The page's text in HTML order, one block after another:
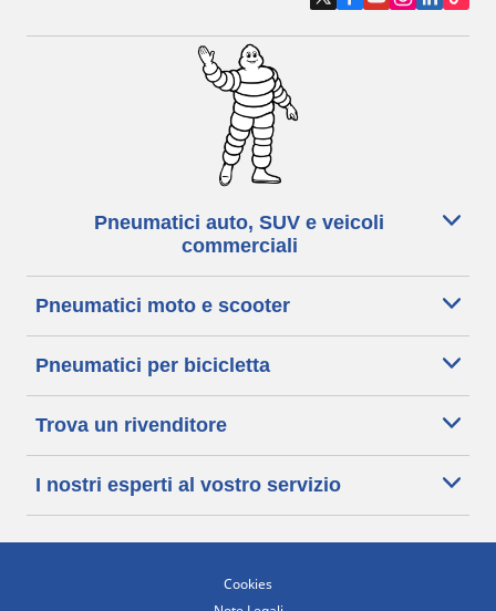
Pneumatici auto, SUV e veicoli
commerciali
Pneumatici moto e scooter
Pneumatici per bicicletta
Trova un rivenditore
I nostri esperti al vostro servizio
Cookies